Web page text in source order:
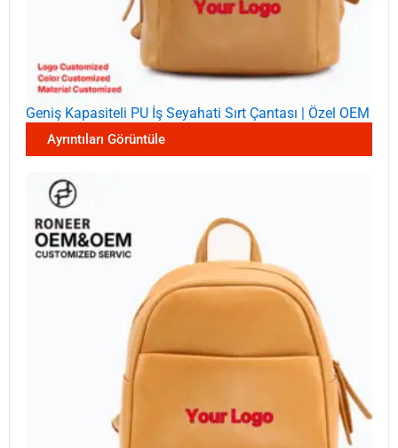
Geniş Kapasiteli PU İş Seyahati Sırt Çantası | Özel OEM
Ayrıntıları Görüntüle